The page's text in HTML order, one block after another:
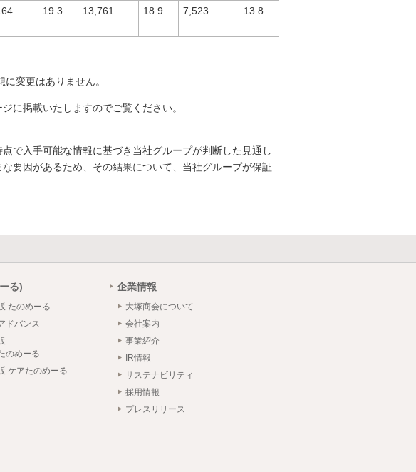
19.3 13,761 18.9 7,523 13.8
変更はありません。
に掲載いたしますのでご覧ください。
で入手可能な情報に基づき当社グループが判断した見通し
要因があるため、その結果について、当社グループが保証
る)
たのめーる
ドバンス
のめーる
ケアたのめーる
企業情報
大塚商会について
会社案内
事業紹介
IR情報
サステナビリティ
採用情報
プレスリリース